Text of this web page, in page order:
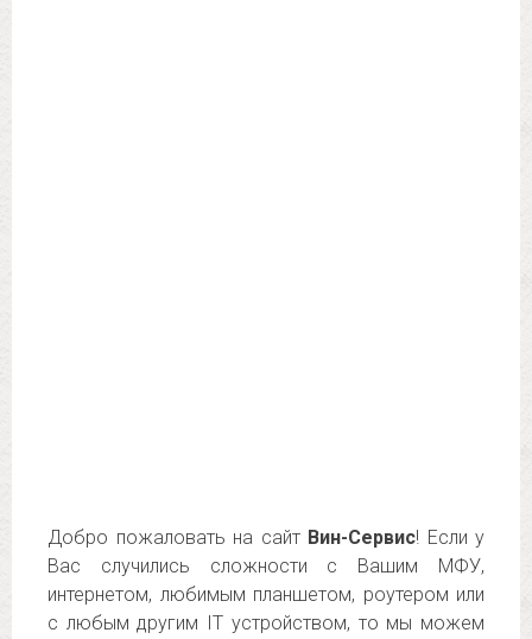
Добро пожаловать на сайт Вин-Сервис! Если у
Вас случились сложности с Вашим МФУ,
интернетом, любимым планшетом, роутером или
с любым другим IT устройством, то мы можем